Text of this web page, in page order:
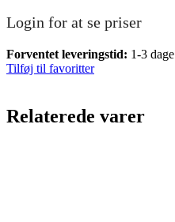
Login for at se priser
Forventet leveringstid: 1-3 dage
Tilføj til favoritter
Relaterede varer